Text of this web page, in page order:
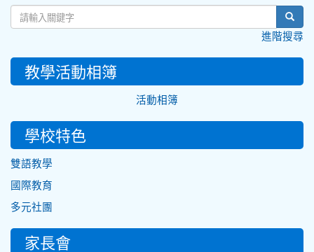
進階搜尋
教學活動相簿
活動相簿
學校特色
雙語教學
國際教育
多元社團
家長會